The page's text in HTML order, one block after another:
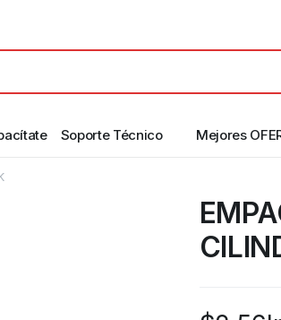
Soporte Técnico Mejores